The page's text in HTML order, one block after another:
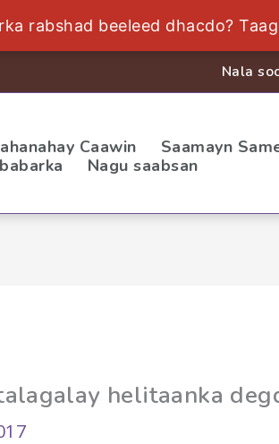
rabshad beeleed dhacdo?
Nala
Caawin Saamayn
Nagu saabsan
helitaanka